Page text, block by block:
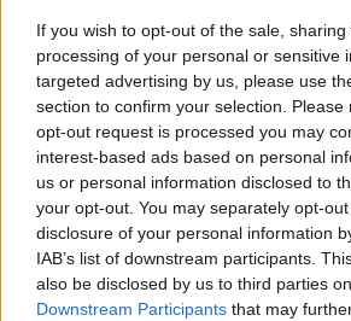
If you wish to opt-out of the sale,
processing of your personal or sensitive
targeted advertising by us, please use
section to confirm your selection.
opt-out request is processed you may
interest-based ads based on personal
us or personal information disclosed to
your opt-out. You may separately opt-
disclosure of your personal information
IAB’s list of downstream participants.
also be disclosed by us to third parties
Downstream Participants that may
Ελίζα Βόζεμπεργκ: Παραμένουμε
προσηλωμένοι στην προστασία των
επιβατών